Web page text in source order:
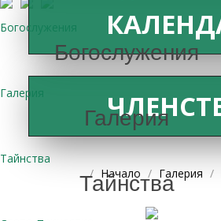
Богослужения
Богослужения
Галерия
Галерия
Тайнства
Тайнства
Начало Галерия